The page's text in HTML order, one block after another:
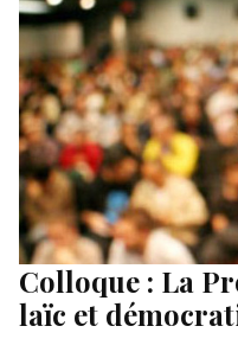
debout » se tiendra :
Colloque : La
laïc et